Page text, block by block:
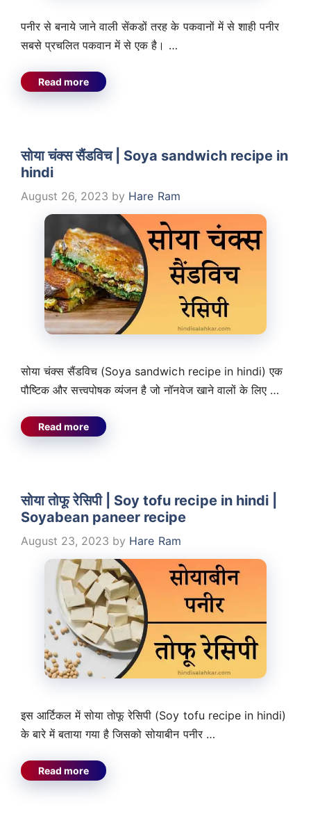
पनीर से बनाये जाने वाली सेंकडों तरह के पकवानों में से शाही पनीर
सबसे प्रचलित पकवान में से एक है। …
Read more
सोया चंक्स सैंडविच | Soya sandwich recipe in
hindi
August 26, 2023 by Hare Ram
सोया चंक्स सैंडविच (Soya sandwich recipe in hindi) एक
पौष्टिक और सत्त्वपोषक व्यंजन है जो नॉनवेज खाने वालों के लिए …
Read more
सोया तोफू रेसिपी | Soy tofu recipe in hindi |
Soyabean paneer recipe
August 23, 2023 by Hare Ram
इस आर्टिकल में सोया तोफू रेसिपी (Soy tofu recipe in hindi)
के बारे में बताया गया है जिसको सोयाबीन पनीर …
Read more